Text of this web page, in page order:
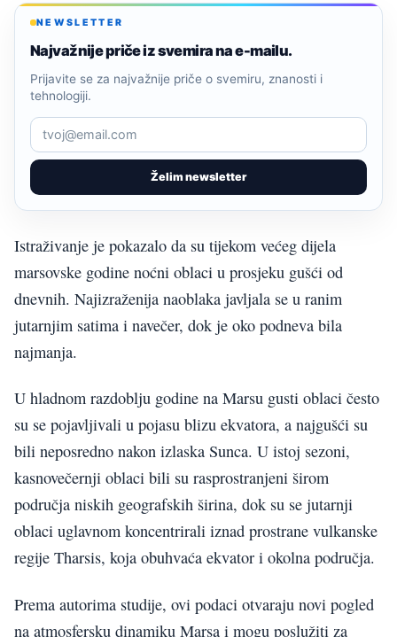
NEWSLETTER
Najvažnije priče iz svemira na e-mailu.
Želim newsletter
Prijavite se za najvažnije priče o svemiru, znanosti i
tehnologiji.
Istraživanje je pokazalo da su tijekom većeg dijela
marsovske godine noćni oblaci u prosjeku gušći od
dnevnih. Najizraženija naoblaka javljala se u ranim
jutarnjim satima i navečer, dok je oko podneva bila
najmanja.
U hladnom razdoblju godine na Marsu gusti oblaci često
su se pojavljivali u pojasu blizu ekvatora, a najgušći su
bili neposredno nakon izlaska Sunca. U istoj sezoni,
kasnovečernji oblaci bili su rasprostranjeni širom
područja niskih geografskih širina, dok su se jutarnji
oblaci uglavnom koncentrirali iznad prostrane vulkanske
regije Tharsis, koja obuhvaća ekvator i okolna područja.
Prema autorima studije, ovi podaci otvaraju novi pogled
na atmosfersku dinamiku Marsa i mogu poslužiti za